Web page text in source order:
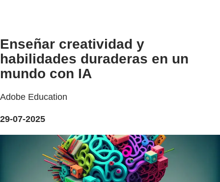
Enseñar creatividad y
habilidades duraderas en un
mundo con IA
Adobe Education
29-07-2025